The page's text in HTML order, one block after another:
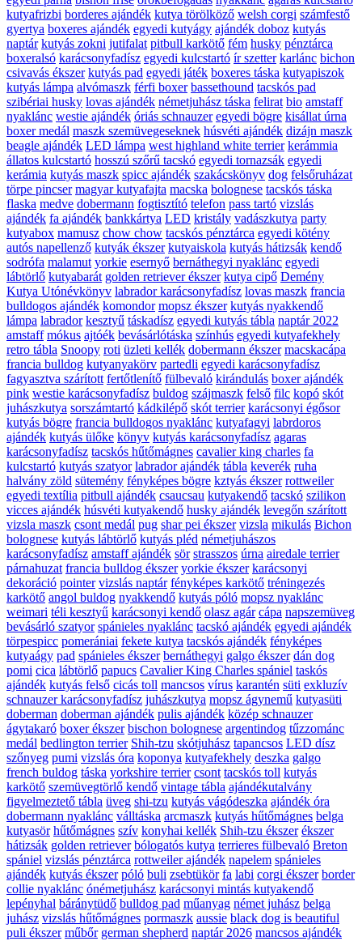
kutyafrizbi borderes ajándék kutya törölköző welsh corgi számfestő
gyertya boxeres ajándék egyedi kutyágy ajándék doboz kutyás
naptár kutyás zokni jutifalat pitbull karkötő fém husky pénztárca
boxeralsó karácsonyfadísz egyedi kulcstartó ír szetter karlánc bichon
csivavás ékszer kutyás pad egyedi játék boxeres táska kutyapiszok
kutyás lámpa alvómaszk férfi boxer bassethound tacskós pad
szibériai husky lovas ajándék németjuhász táska felirat bio amstaff
nyaklánc westie ajándék óriás schnauzer egyedi bögre kisállat úrna
boxer medál maszk szemüvegeseknek húsvéti ajándék dizájn maszk
beagle ajándék LED lámpa west highland white terrier kerámmia
állatos kulcstartó hosszú szőrű tacskó egyedi tornazsák egyedi
kerámia kutyás maszk spicc ajándék szakácskönyv dog felsőruházat
törpe pincser magyar kutyafajta macska bolognese tacskós táska
flaska medve dobermann fogtisztító telefon pass tartó vizslás
ajándék fa ajándék bankkártya LED kristály vadászkutya party
kutyabox mamusz chow chow tacskós pénztárca egyedi kötény
autós napellenző kutyák ékszer kutyaiskola kutyás hátizsák kendő
sodrófa malamut yorkie esernyő bernáthegyi nyaklánc egyedi
lábtörlő kutyabarát golden retriever ékszer kutya cipő Demény
Kutya Utónévkönyv labrador karácsonyfadísz lovas maszk francia
bulldogos ajándék komondor mopsz ékszer kutyás nyakkendő
lámpa labrador kesztyű táskadísz egyedi kutyás tábla naptár 2022
amstaff mókus ajtóék bevásárlótáska színhús egyedi kutyafekhely
retro tábla Snoopy roti üzleti kellék dobermann ékszer macskacápa
francia bulldog kutyanyakörv partedli egyedi karácsonyfadísz
fagyasztva szárított fertőtlenítő fülbevaló kirándulás boxer ajándék
pink westie karácsonyfadísz buldog szájmaszk felső filc kopó skót
juhászkutya sorszámtartó kádkilépő skót terrier karácsonyi égősor
kutyás bögre francia bulldogos nyaklánc kutyafagyi labrdoros
ajándék kutyás ülőke könyv kutyás karácsonyfadísz agaras
karácsonyfadísz tacskós hűtőmágnes cavalier king charles fa
kulcstartó kutyás szatyor labrador ajándék tábla keverék ruha
halvány zöld sütemény fényképes bögre kztyás ékszer rottweiler
egyedi textília pitbull ajándék csaucsau kutyakendő tacskó szilikon
vicces ajándék húsvéti kutyakendő husky ajándék levegőn szárított
vizsla maszk csont medál pug shar pei ékszer vizsla mikulás Bichon
bolognese kutyás lábtörlő kutyás pléd németjuhászos
karácsonyfadísz amstaff ajándék sör strasszos úrna airedale terrier
párnahuzat francia bulldog ékszer yorkie ékszer karácsonyi
dekoráció pointer vizslás naptár fényképes karkötő tréningezés
karkötő angol buldog nyakkendő kutyás póló mopsz nyaklánc
weimari téli kesztyű karácsonyi kendő olasz agár cápa napszemüveg
bevásárló szatyor spánieles nyaklánc tacskó ajándék egyedi ajándék
törpespicc pomerániai fekete kutya tacskós ajándék fényképes
kutyaágy pad spánieles ékszer bernáthegyi galgo ékszer dán dog
pomi cica lábtörlő papucs Cavalier King Charles spániel taskós
ajándék kutyás felső cicás toll mancsos vírus karantén süti exkluzív
schnauzer karácsonyfadísz juhászkutya mopsz ágynemű kutyasüti
doberman doberman ajándék pulis ajándék közép schnauzer
ágytakaró boxer ékszer bischon bolognese argentindog tűzzománc
medál bedlington terrier Shih-tzu skótjuhász tapancsos LED dísz
szőnyeg pumi vizslás óra koponya kutyafekhely deszka galgo
french buldog táska yorkshire terrier csont tacskós toll kutyás
karkötő szemüvegtörlő kendő vintage tábla ajándékutalvány
figyelmeztető tábla üveg shi-tzu kutyás vágódeszka ajándék óra
dobermann nyaklánc válltáska arcmaszk kutyás hűtőmágnes belga
kutyasör hűtőmágnes szív konyhai kellék Shih-tzu ékszer ékszer
hátizsák golden retriever bólogatós kutya terrieres fülbevaló Breton
spániel vizslás pénztárca rottweiler ajándék napelem spánieles
ajándék kutyás ékszer póló buli zsebtükör fa labi corgi ékszer border
collie nyaklánc ónémetjuhász karácsonyi mintás kutyakendő
lepényhal báránytüdő bulldog pad műanyag német juhász belga
juhász vizslás hűtőmágnes pormaszk aussie black dog is beautiful
puli ékszer műbőr german shepherd naptár 2026 mancsos ajándék